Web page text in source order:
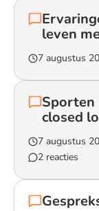
leven
7 augustus
Lees het
Sporten
closed
7 augustus
2 reacties